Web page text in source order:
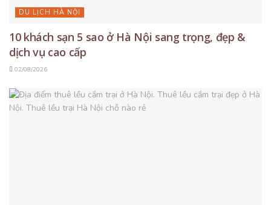
DU LỊCH HÀ NỘI
10 khách sạn 5 sao ở Hà Nội sang trọng, đẹp &
dịch vụ cao cấp
02/08/2026